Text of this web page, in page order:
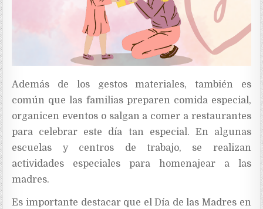
Además de los gestos materiales, también es
común que las familias preparen comida especial,
organicen eventos o salgan a comer a restaurantes
para celebrar este día tan especial. En algunas
escuelas y centros de trabajo, se realizan
actividades especiales para homenajear a las
madres.
Es importante destacar que el Día de las Madres en